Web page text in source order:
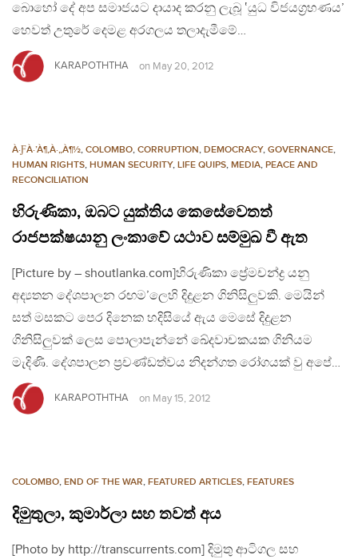
බොහෝ දේ අප සමාජයට දායාද කරනු ලැබූ ‛යුධ විජයග්‍රහණය’
හෙවත් උතුරේ දෙමළ අරගලය තලාදැමීමේ…
KARAPOTHTHA on May 20, 2012
À·ƑÀ·’À¶‚À·„À¶½, COLOMBO, CORRUPTION, DEMOCRACY, GOVERNANCE,
HUMAN RIGHTS, HUMAN SECURITY, LIFE QUIPS, MEDIA, PEACE AND
RECONCILIATION
හිරුණිකා, ඔබට යුක්තිය කෙසේවෙතත්
රාජපක්ෂයානු ලංකාවේ යථාව සම්මුඛ වී ඇත
[Picture by – shoutlanka.com]හිරුණිකා ප්‍රේමචන්ද්‍ර යනු
අද්‍යතන දේශපාලන රඟම’ලෙහි දිදුළන ගිනිසිලුවකි. මෙයින්
සත් මසකට පෙර දිනෙක හදිසියේ ඇය මෙසේ දිදුළන
ගිනිසිලුවක් ලෙස පොලාපැන්නේ ඛේදවාචකයක ගිනියම
මැදිණි. දේශපාලන ප්‍රචණ්ඩත්වය නිදන්ගත රෝගයක් වු අපේ…
KARAPOTHTHA on May 15, 2012
COLOMBO, END OF THE WAR, FEATURED ARTICLES, FEATURES
දිමුතුලා, කුමාර්ලා සහ තවත් අය
[Photo by http://transcurrents.com] දිමුතු ආටිගල සහ